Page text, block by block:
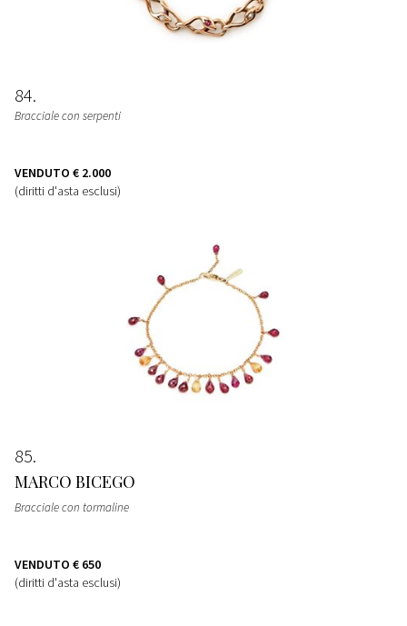
84
Bracciale con serpenti
VENDUTO € 2.000
(diritti d'asta esclusi)
85
MARCO BICEGO
Bracciale con tormaline
VENDUTO € 650
(diritti d'asta esclusi)